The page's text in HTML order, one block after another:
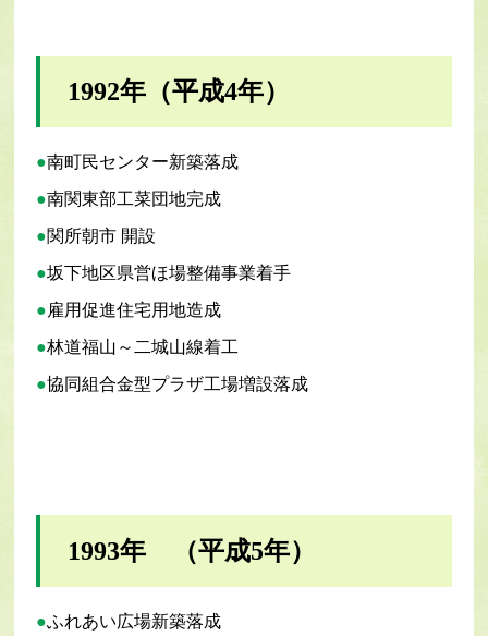
1992年（平成4年）
南町民センター新築落成
南関東部工菜団地完成
関所朝市 開設
坂下地区県営ほ場整備事業着手
雇用促進住宅用地造成
林道福山～二城山線着工
協同組合金型プラザ工場増設落成
1993年 （平成5年）
ふれあい広場新築落成